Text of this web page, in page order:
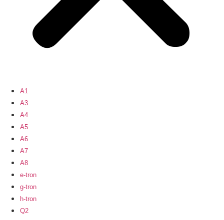
A1
A3
A4
A5
A6
A7
A8
e-tron
g-tron
h-tron
Q2